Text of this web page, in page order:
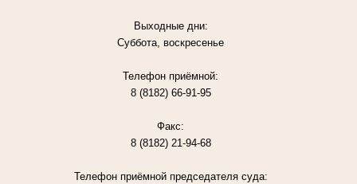
Выходные дни:
Суббота, воскресенье
Телефон приёмной:
8 (8182) 66-91-95
Факс:
8 (8182) 21-94-68
Телефон приёмной председателя суда: